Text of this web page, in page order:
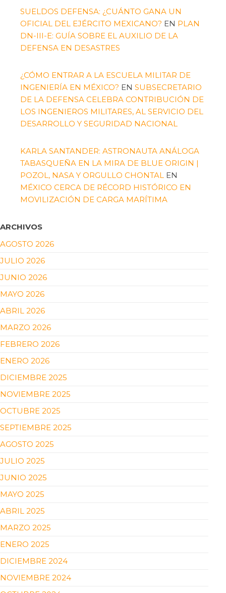
SUELDOS DEFENSA: ¿CUÁNTO GANA UN
OFICIAL DEL EJÉRCITO MEXICANO? EN PLAN
DN-III-E: GUÍA SOBRE EL AUXILIO DE LA
DEFENSA EN DESASTRES
¿CÓMO ENTRAR A LA ESCUELA MILITAR DE
INGENIERÍA EN MÉXICO? EN SUBSECRETARIO
DE LA DEFENSA CELEBRA CONTRIBUCIÓN DE
LOS INGENIEROS MILITARES, AL SERVICIO DEL
DESARROLLO Y SEGURIDAD NACIONAL
KARLA SANTANDER: ASTRONAUTA ANÁLOGA
TABASQUEÑA EN LA MIRA DE BLUE ORIGIN |
POZOL, NASA Y ORGULLO CHONTAL EN
MÉXICO CERCA DE RÉCORD HISTÓRICO EN
MOVILIZACIÓN DE CARGA MARÍTIMA
ARCHIVOS
AGOSTO 2026
JULIO 2026
JUNIO 2026
MAYO 2026
ABRIL 2026
MARZO 2026
FEBRERO 2026
ENERO 2026
DICIEMBRE 2025
NOVIEMBRE 2025
OCTUBRE 2025
SEPTIEMBRE 2025
AGOSTO 2025
JULIO 2025
JUNIO 2025
MAYO 2025
ABRIL 2025
MARZO 2025
ENERO 2025
DICIEMBRE 2024
NOVIEMBRE 2024